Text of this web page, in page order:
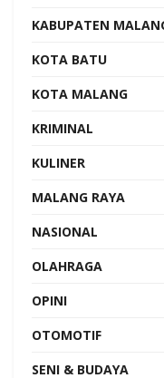
KABUPATEN
KOTA BATU
KOTA MALANG
KRIMINAL
KULINER
MALANG RAYA
NASIONAL
OLAHRAGA
OPINI
OTOMOTIF
SENI & BUDAYA